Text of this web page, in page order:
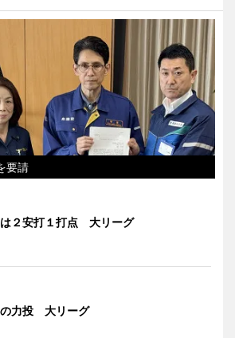
要請
２安打１打点 大リーグ
力投 大リーグ